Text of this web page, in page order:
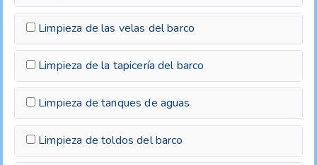
Limpieza de las velas del barco
Limpieza de la tapicería del barco
Limpieza de tanques de aguas
Limpieza de toldos del barco